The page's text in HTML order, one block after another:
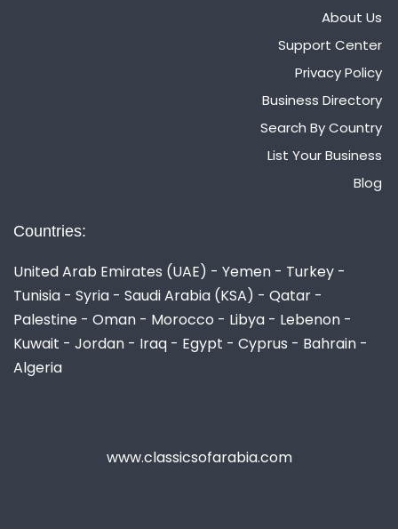
About Us
Support Center
Privacy Policy
Business Directory
Search By Country
List Your Business
Blog
Countries:
United Arab Emirates (UAE) - Yemen - Turkey -
Tunisia - Syria - Saudi Arabia (KSA) - Qatar -
Palestine - Oman - Morocco - Libya - Lebenon -
Kuwait - Jordan - Iraq - Egypt - Cyprus - Bahrain -
Algeria
www.classicsofarabia.com